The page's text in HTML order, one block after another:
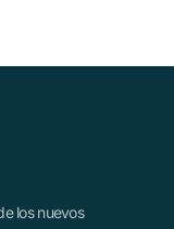
los nuevos